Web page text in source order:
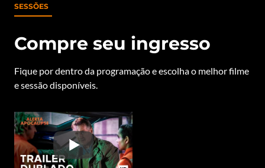
SESSÕES
Compre seu ingresso
Fique por dentro da programação e escolha o melhor filme
e sessão disponíveis.